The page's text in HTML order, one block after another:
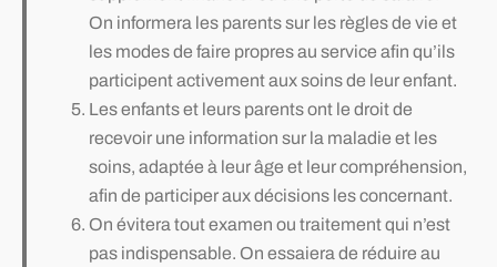
On informera les parents sur les règles de vie et
les modes de faire propres au service afin qu’ils
participent activement aux soins de leur enfant.
Les enfants et leurs parents ont le droit de
recevoir une information sur la maladie et les
soins, adaptée à leur âge et leur compréhension,
afin de participer aux décisions les concernant.
On évitera tout examen ou traitement qui n’est
pas indispensable. On essaiera de réduire au